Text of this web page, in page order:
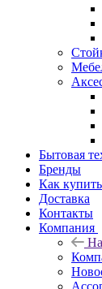
Бытовая
Бренды
Как купить
Доставка
Контакты
Компания